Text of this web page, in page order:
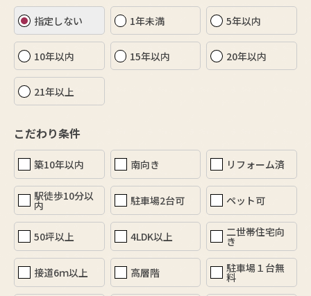
指定しない 1年未満 5年以内
10年以内 15年以内 20年以内
21年以上
こだわり条件
築10年以内 南向き リフォーム済
駅徒歩10分以
内 駐車場2台可 ペット可
50坪以上 4LDK以上 二世帯住宅向
き
接道6ｍ以上 高層階 駐車場１台無
料